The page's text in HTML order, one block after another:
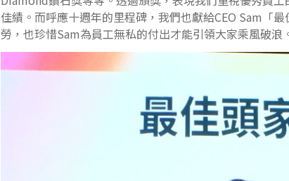
佳績。而呼應十週年的里程碑，我們也獻給CEO Sam「
勞，也珍惜Sam為員工無私的付出才能引領大家乘風破浪